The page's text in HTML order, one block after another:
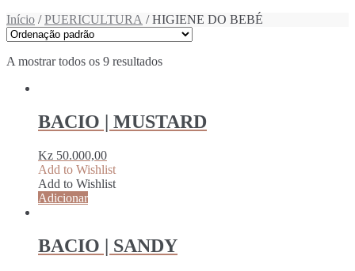
Início /PUERICULTURA / HIGIENE DO BEBÉ
A mostrar todos os 9 resultados
BACIO | MUSTARD
Kz 50.000,00
Add to Wishlist
Add to Wishlist
Adicionar
BACIO | SANDY